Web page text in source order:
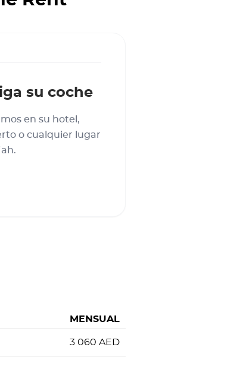
su coche
en su hotel,
o cualquier lugar
MENSUAL
3 060 AED